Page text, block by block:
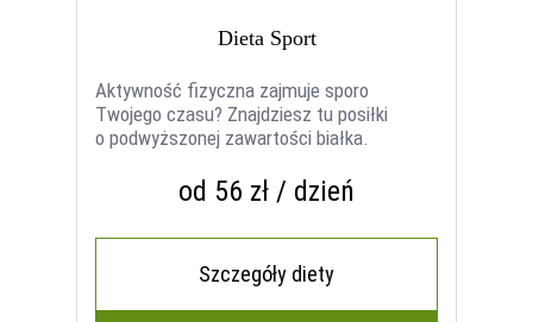
Dieta Sport
Aktywność fizyczna zajmuje sporo
Twojego czasu? Znajdziesz tu posiłki
o podwyższonej zawartości białka.
od 56 zł / dzień
Szczegóły diety